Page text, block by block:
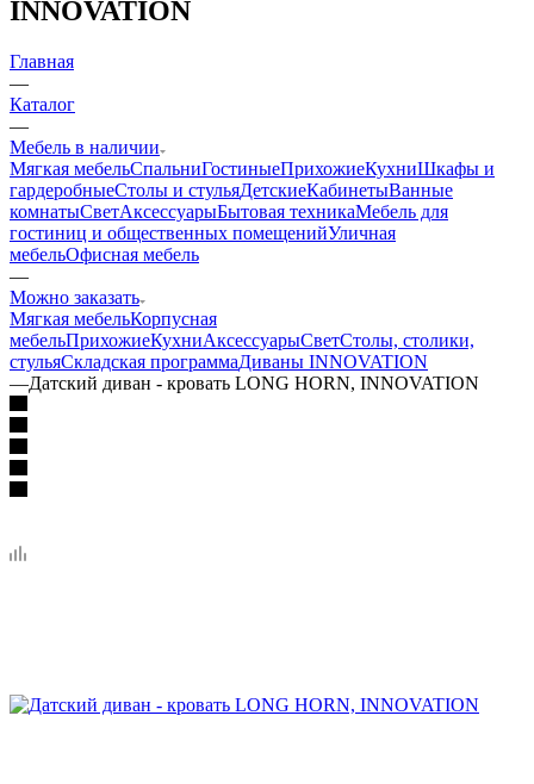
INNOVATION
Главная
—
Каталог
—
Мебель в наличии
Мягкая мебельСпальниГостиныеПрихожиеКухниШкафы и
гардеробныеСтолы и стульяДетскиеКабинетыВанные
комнатыСветАксессуарыБытовая техникаМебель для
гостиниц и общественных помещенийУличная
мебельОфисная мебель
—
Можно заказать
Мягкая мебельКорпусная
мебельПрихожиеКухниАксессуарыСветСтолы, столики,
стульяСкладская программаДиваны INNOVATION
—Датский диван - кровать LONG HORN, INNOVATION